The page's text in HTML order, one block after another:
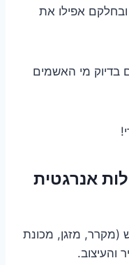
אפילו את
בדיוק מי האשמים
אנרגטית
(מקרר, מזגן, מכונת
והעיצוב.